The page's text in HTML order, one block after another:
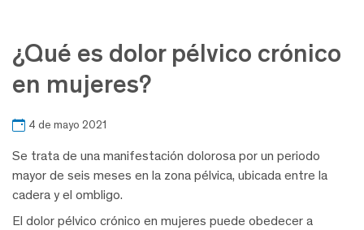
¿Qué es dolor pélvico crónico
en mujeres?
4 de mayo 2021
Se trata de una manifestación dolorosa por un periodo
mayor de seis meses en la zona pélvica, ubicada entre la
cadera y el ombligo.
El dolor pélvico crónico en mujeres puede obedecer a